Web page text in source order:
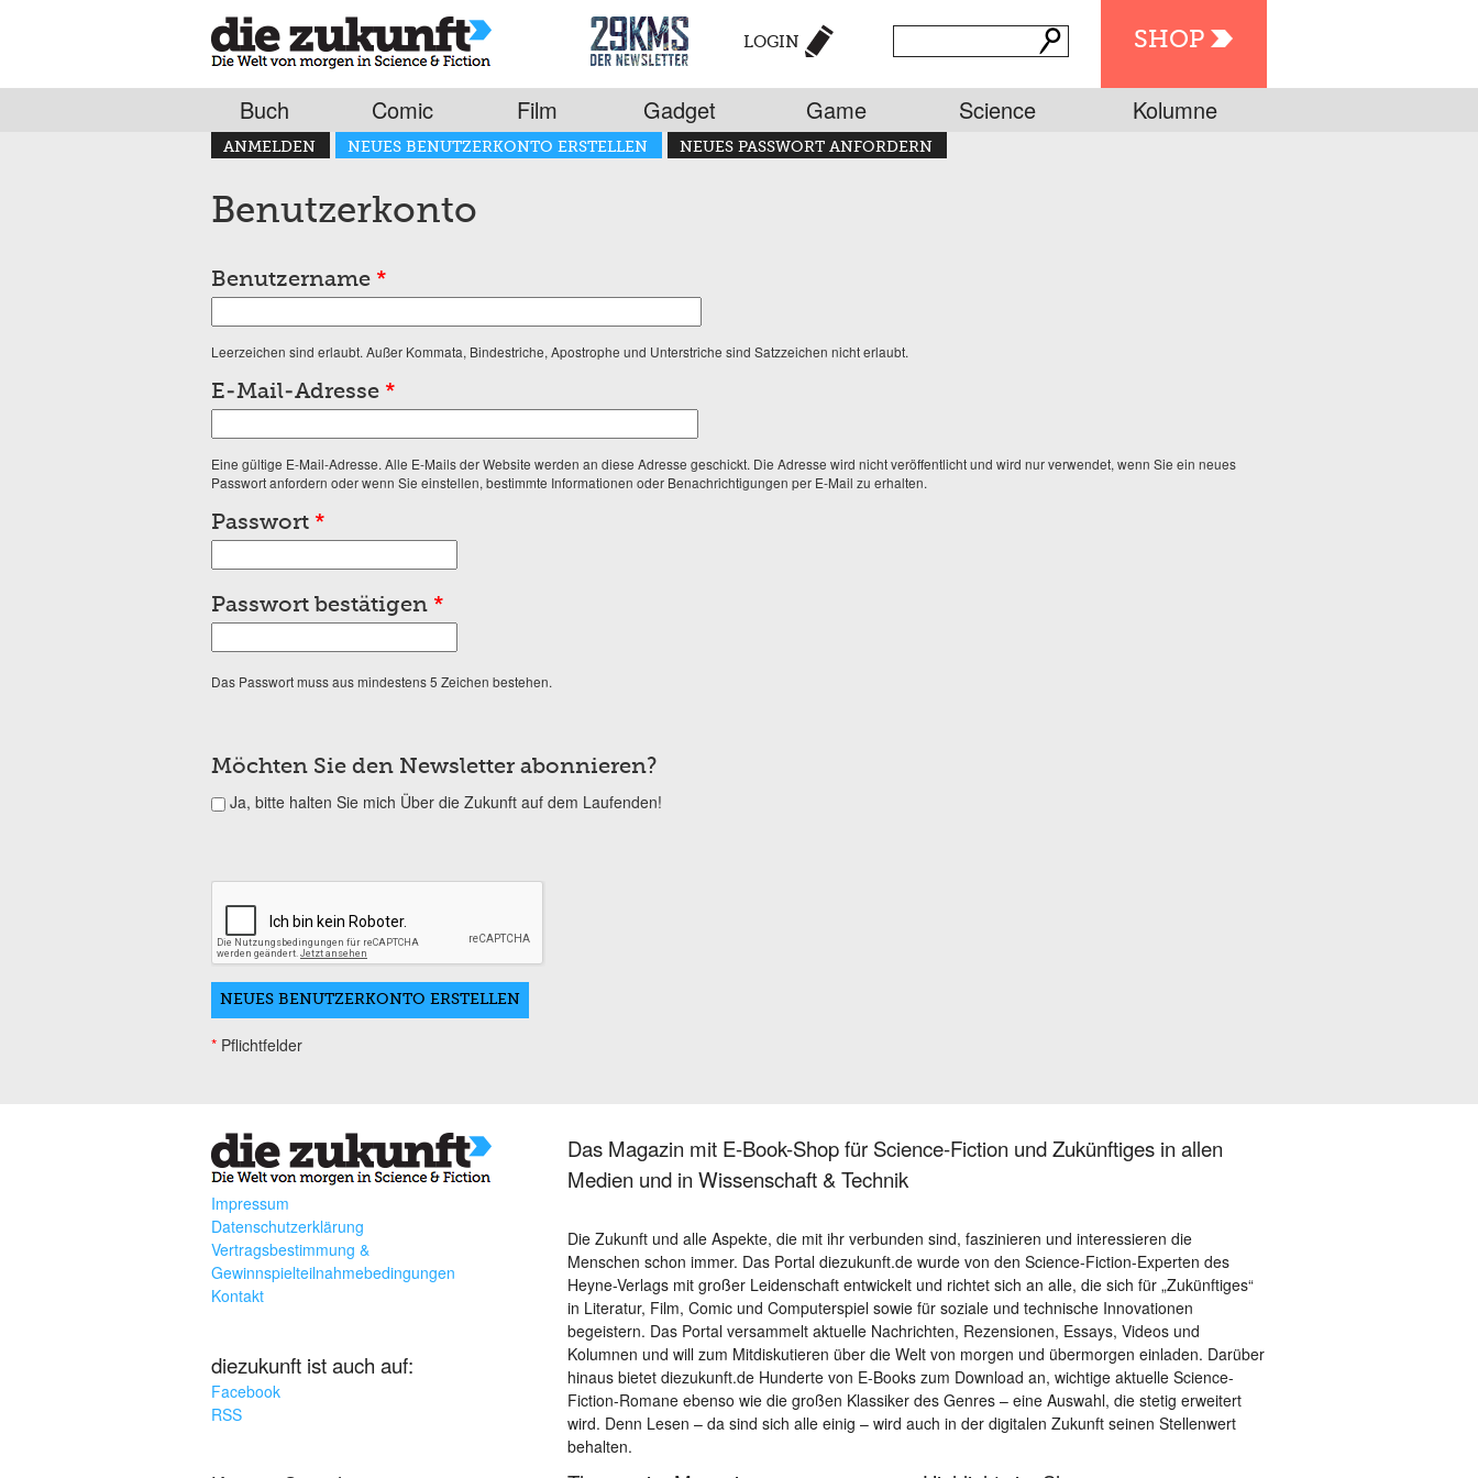
SHOP
LOGIN
Buch Comic Film Gadget Game Science Kolumne
Haupt-Reiter
ANMELDEN
NEUES BENUTZERKONTO ERSTELLEN
(AKTIVER REITER)
NEUES PASSWORT ANFORDERN
Benutzerkonto
Benutzername *
Leerzeichen sind erlaubt. Außer Kommata, Bindestriche, Apostrophe und Unterstriche sind Satzzeichen nicht erlaubt.
E-Mail-Adresse *
Eine gültige E-Mail-Adresse. Alle E-Mails der Website werden an diese Adresse geschickt. Die Adresse wird nicht veröffentlicht und wird nur verwendet, wenn Sie ein neues
Passwort anfordern oder wenn Sie einstellen, bestimmte Informationen oder Benachrichtigungen per E-Mail zu erhalten.
Passwort *
Passwort bestätigen *
Das Passwort muss aus mindestens 5 Zeichen bestehen.
Möchten Sie den Newsletter abonnieren?
Ja, bitte halten Sie mich Über die Zukunft auf dem Laufenden!
* Pflichtfelder
Impressum
Datenschutzerklärung
Vertragsbestimmung &
Gewinnspielteilnahmebedingungen
Kontakt
diezukunft ist auch auf:
Facebook
RSS
Das Magazin mit E-Book-Shop für Science-Fiction und Zukünftiges in allen
Medien und in Wissenschaft & Technik
Die Zukunft und alle Aspekte, die mit ihr verbunden sind, faszinieren und interessieren die
Menschen schon immer. Das Portal diezukunft.de wurde von den Science-Fiction-Experten des
Heyne-Verlags mit großer Leidenschaft entwickelt und richtet sich an alle, die sich für „Zukünftiges“
in Literatur, Film, Comic und Computerspiel sowie für soziale und technische Innovationen
begeistern. Das Portal versammelt aktuelle Nachrichten, Rezensionen, Essays, Videos und
Kolumnen und will zum Mitdiskutieren über die Welt von morgen und übermorgen einladen. Darüber
hinaus bietet diezukunft.de Hunderte von E-Books zum Download an, wichtige aktuelle Science-
Fiction-Romane ebenso wie die großen Klassiker des Genres – eine Auswahl, die stetig erweitert
wird. Denn Lesen – da sind sich alle einig – wird auch in der digitalen Zukunft seinen Stellenwert
behalten.